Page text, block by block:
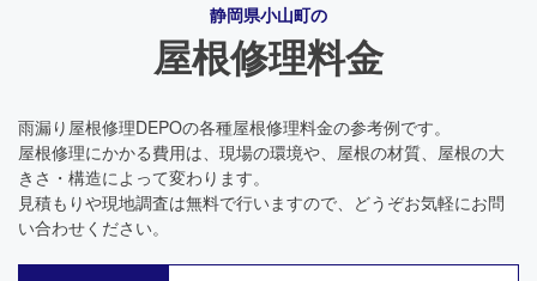
静岡県小山町の
屋根修理料金
雨漏り屋根修理DEPOの各種屋根修理料金の参考例です。
屋根修理にかかる費用は、現場の環境や、屋根の材質、屋根の大
きさ・構造によって変わります。
見積もりや現地調査は無料で行いますので、どうぞお気軽にお問
い合わせください。